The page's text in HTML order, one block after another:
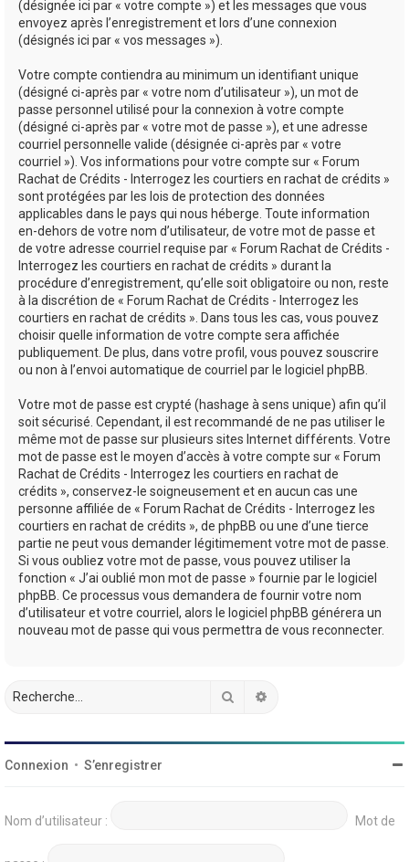
(désignée ici par « votre compte ») et les messages que vous
envoyez après l’enregistrement et lors d’une connexion
(désignés ici par « vos messages »).
Votre compte contiendra au minimum un identifiant unique
(désigné ci-après par « votre nom d’utilisateur »), un mot de
passe personnel utilisé pour la connexion à votre compte
(désigné ci-après par « votre mot de passe »), et une adresse
courriel personnelle valide (désignée ci-après par « votre
courriel »). Vos informations pour votre compte sur « Forum
Rachat de Crédits - Interrogez les courtiers en rachat de crédits »
sont protégées par les lois de protection des données
applicables dans le pays qui nous héberge. Toute information
en-dehors de votre nom d’utilisateur, de votre mot de passe et
de votre adresse courriel requise par « Forum Rachat de Crédits -
Interrogez les courtiers en rachat de crédits » durant la
procédure d’enregistrement, qu’elle soit obligatoire ou non, reste
à la discrétion de « Forum Rachat de Crédits - Interrogez les
courtiers en rachat de crédits ». Dans tous les cas, vous pouvez
choisir quelle information de votre compte sera affichée
publiquement. De plus, dans votre profil, vous pouvez souscrire
ou non à l’envoi automatique de courriel par le logiciel phpBB.
Votre mot de passe est crypté (hashage à sens unique) afin qu’il
soit sécurisé. Cependant, il est recommandé de ne pas utiliser le
même mot de passe sur plusieurs sites Internet différents. Votre
mot de passe est le moyen d’accès à votre compte sur « Forum
Rachat de Crédits - Interrogez les courtiers en rachat de
crédits », conservez-le soigneusement et en aucun cas une
personne affiliée de « Forum Rachat de Crédits - Interrogez les
courtiers en rachat de crédits », de phpBB ou une d’une tierce
partie ne peut vous demander légitimement votre mot de passe.
Si vous oubliez votre mot de passe, vous pouvez utiliser la
fonction « J’ai oublié mon mot de passe » fournie par le logiciel
phpBB. Ce processus vous demandera de fournir votre nom
d’utilisateur et votre courriel, alors le logiciel phpBB générera un
nouveau mot de passe qui vous permettra de vous reconnecter.
Rechercher
Connexion • S’enregistrer
Nom d’utilisateur : Mot de